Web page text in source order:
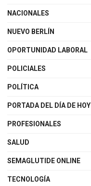
NACIONALES
NUEVO BERLÍN
OPORTUNIDAD LABORAL
POLICIALES
POLÍTICA
PORTADA DEL DÍA DE HOY
PROFESIONALES
SALUD
SEMAGLUTIDE ONLINE
TECNOLOGÍA